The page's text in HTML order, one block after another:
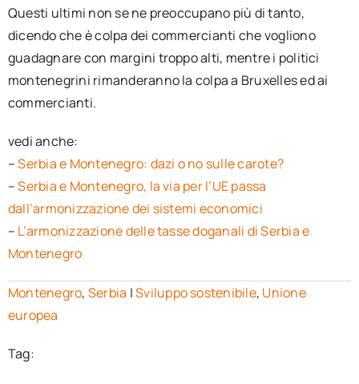
Questi ultimi non se ne preoccupano più di tanto,
dicendo che è colpa dei commercianti che vogliono
guadagnare con margini troppo alti, mentre i politici
montenegrini rimanderanno la colpa a Bruxelles ed ai
commercianti.
vedi anche:
–Serbia e Montenegro: dazi o no sulle carote?
–Serbia e Montenegro, la via per l’UE passa
dall’armonizzazione dei sistemi economici
– L’armonizzazione delle tasse doganali di Serbia e
Montenegro
Montenegro, Serbia |Sviluppo sostenibile, Unione
europea
Tag: